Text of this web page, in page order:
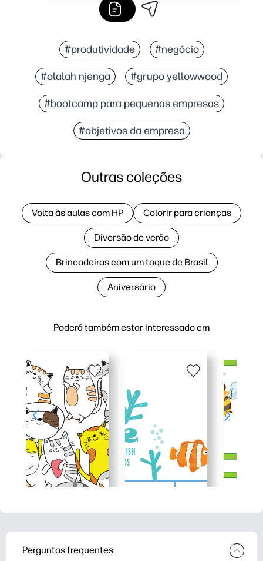
#produtividade #negócio
#olalah njenga #grupo yellowwood
#bootcamp para pequenas empresas
#objetivos da empresa
Poderá também estar interessado em
Outras coleções
Volta às aulas com HP Colorir para crianças
Diversão de verão
Brincadeiras com um toque de Brasil
Aniversário
Perguntas frequentes